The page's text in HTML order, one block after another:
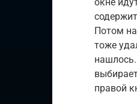
окне
Потом
тоже
правой